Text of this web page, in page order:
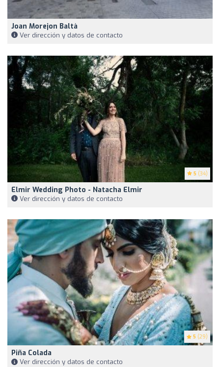
Joan Morejon Baltà
Ver dirección y datos de contacto
5 (34)
Elmir Wedding Photo - Natacha Elmir
Ver dirección y datos de contacto
5 (29)
Piña Colada
Ver dirección y datos de contacto